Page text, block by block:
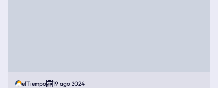
elTiempo 19 ago 2024